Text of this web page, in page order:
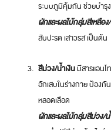
ระบบภูมิคุ้มกัน ช่วยบำรุง
ผักและผลไม้กลุ่มสีเหลือ
สับปะรด เสาวรส เป็นต้น
สีม่วง/น้ำเงินมีสารแอนโ
อักเสบในร่างกาย ป้องกั
หลอดเลือด
ผักและผลไม้กลุ่มสีม่วง/น้